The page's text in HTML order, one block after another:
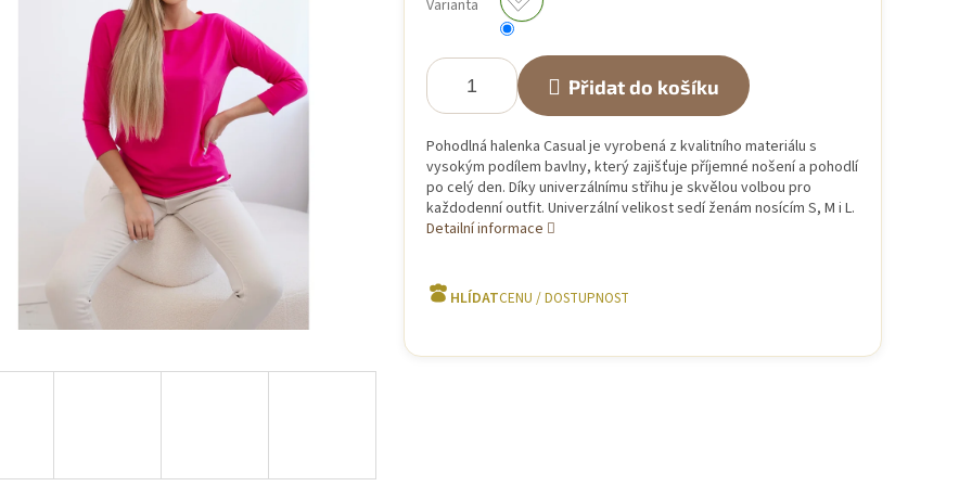
Varianta
Přidat do košíku
Pohodlná halenka Casual je vyrobená z kvalitního materiálu s
vysokým podílem bavlny, který zajišťuje příjemné nošení a pohodlí
po celý den. Díky univerzálnímu střihu je skvělou volbou pro
každodenní outfit. Univerzální velikost sedí ženám nosícím S, M i L.
Detailní informace
HLÍDAT